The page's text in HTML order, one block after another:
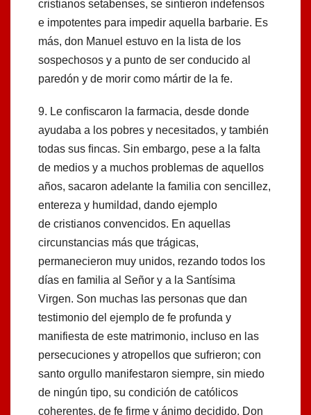
cristianos setabenses, se sintieron indefensos
e impotentes para impedir aquella barbarie. Es
más, don Manuel estuvo en la lista de los
sospechosos y a punto de ser conducido al
paredón y de morir como mártir de la fe.
9. Le conﬁscaron la farmacia, desde donde
ayudaba a los pobres y necesitados, y también
todas sus ﬁncas. Sin embargo, pese a la falta
de medios y a muchos problemas de aquellos
años, sacaron adelante la familia con sencillez,
entereza y humildad, dando ejemplo
de cristianos convencidos. En aquellas
circunstancias más que trágicas,
permanecieron muy unidos, rezando todos los
días en familia al Señor y a la Santísima
Virgen. Son muchas las personas que dan
testimonio del ejemplo de fe profunda y
manifiesta de este matrimonio, incluso en las
persecuciones y atropellos que sufrieron; con
santo orgullo manifestaron siempre, sin miedo
de ningún tipo, su condición de católicos
coherentes, de fe firme y ánimo decidido. Don